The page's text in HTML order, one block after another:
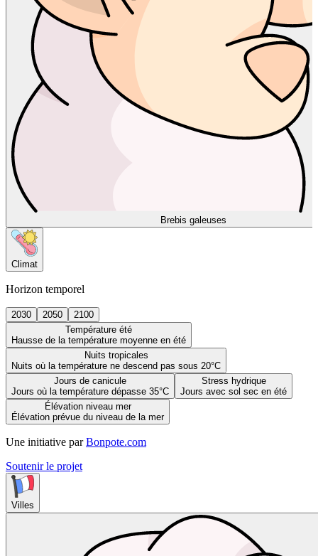
Brebis galeuses
Climat
Horizon temporel
2030 2050
2100
Température été
Hausse de la température moyenne en été
Nuits tropicales
Nuits où la température ne descend pas sous 20°C
Jours de canicule
Jours où la température dépasse 35°C
Stress hydrique
Jours avec sol sec en été
Élévation niveau mer
Élévation prévue du niveau de la mer
Une initiative par Bonpote.com
Soutenir le projet
Villes